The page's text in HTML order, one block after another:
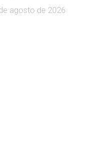
agosto de 2026